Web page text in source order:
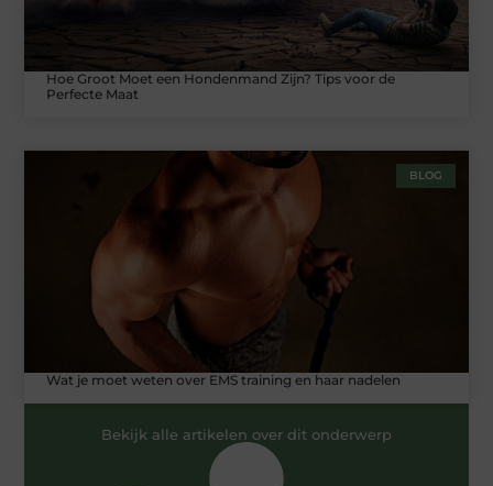
Hoe Groot Moet een Hondenmand Zijn? Tips voor de
Perfecte Maat
BLOG
Wat je moet weten over EMS training en haar nadelen
Bekijk alle artikelen over dit onderwerp